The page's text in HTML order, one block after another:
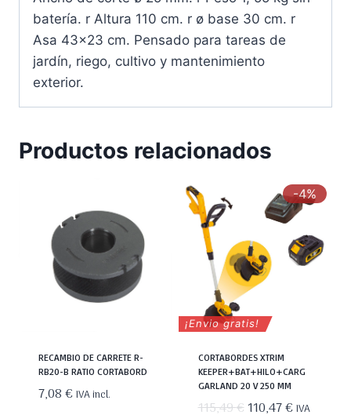
batería. r Altura 110 cm. r ø base 30 cm. r
Asa 43×23 cm. Pensado para tareas de
jardín, riego, cultivo y mantenimiento
exterior.
Productos relacionados
RECAMBIO DE CARRETE R-
RB20-B RATIO CORTABORD
7,08€ IVA incl.
-4%
¡Envio gratis!
CORTABORDES XTRIM
KEEPER+BAT+HILO+CARG
GARLAND 20 V 250 MM
115,49€El
110,47€ElIVA